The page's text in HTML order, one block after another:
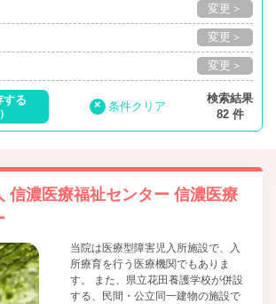
変更＞
変更＞
変更＞
する × 条件クリア
検索結果
82 件
信濃医療福祉センター 信濃医療
当院は医療型障害児入所施設で、入
所療育を行う医療機関でもありま
す。 また、県立花田養護学校が併設
する、民間・公立同一建物の施設で